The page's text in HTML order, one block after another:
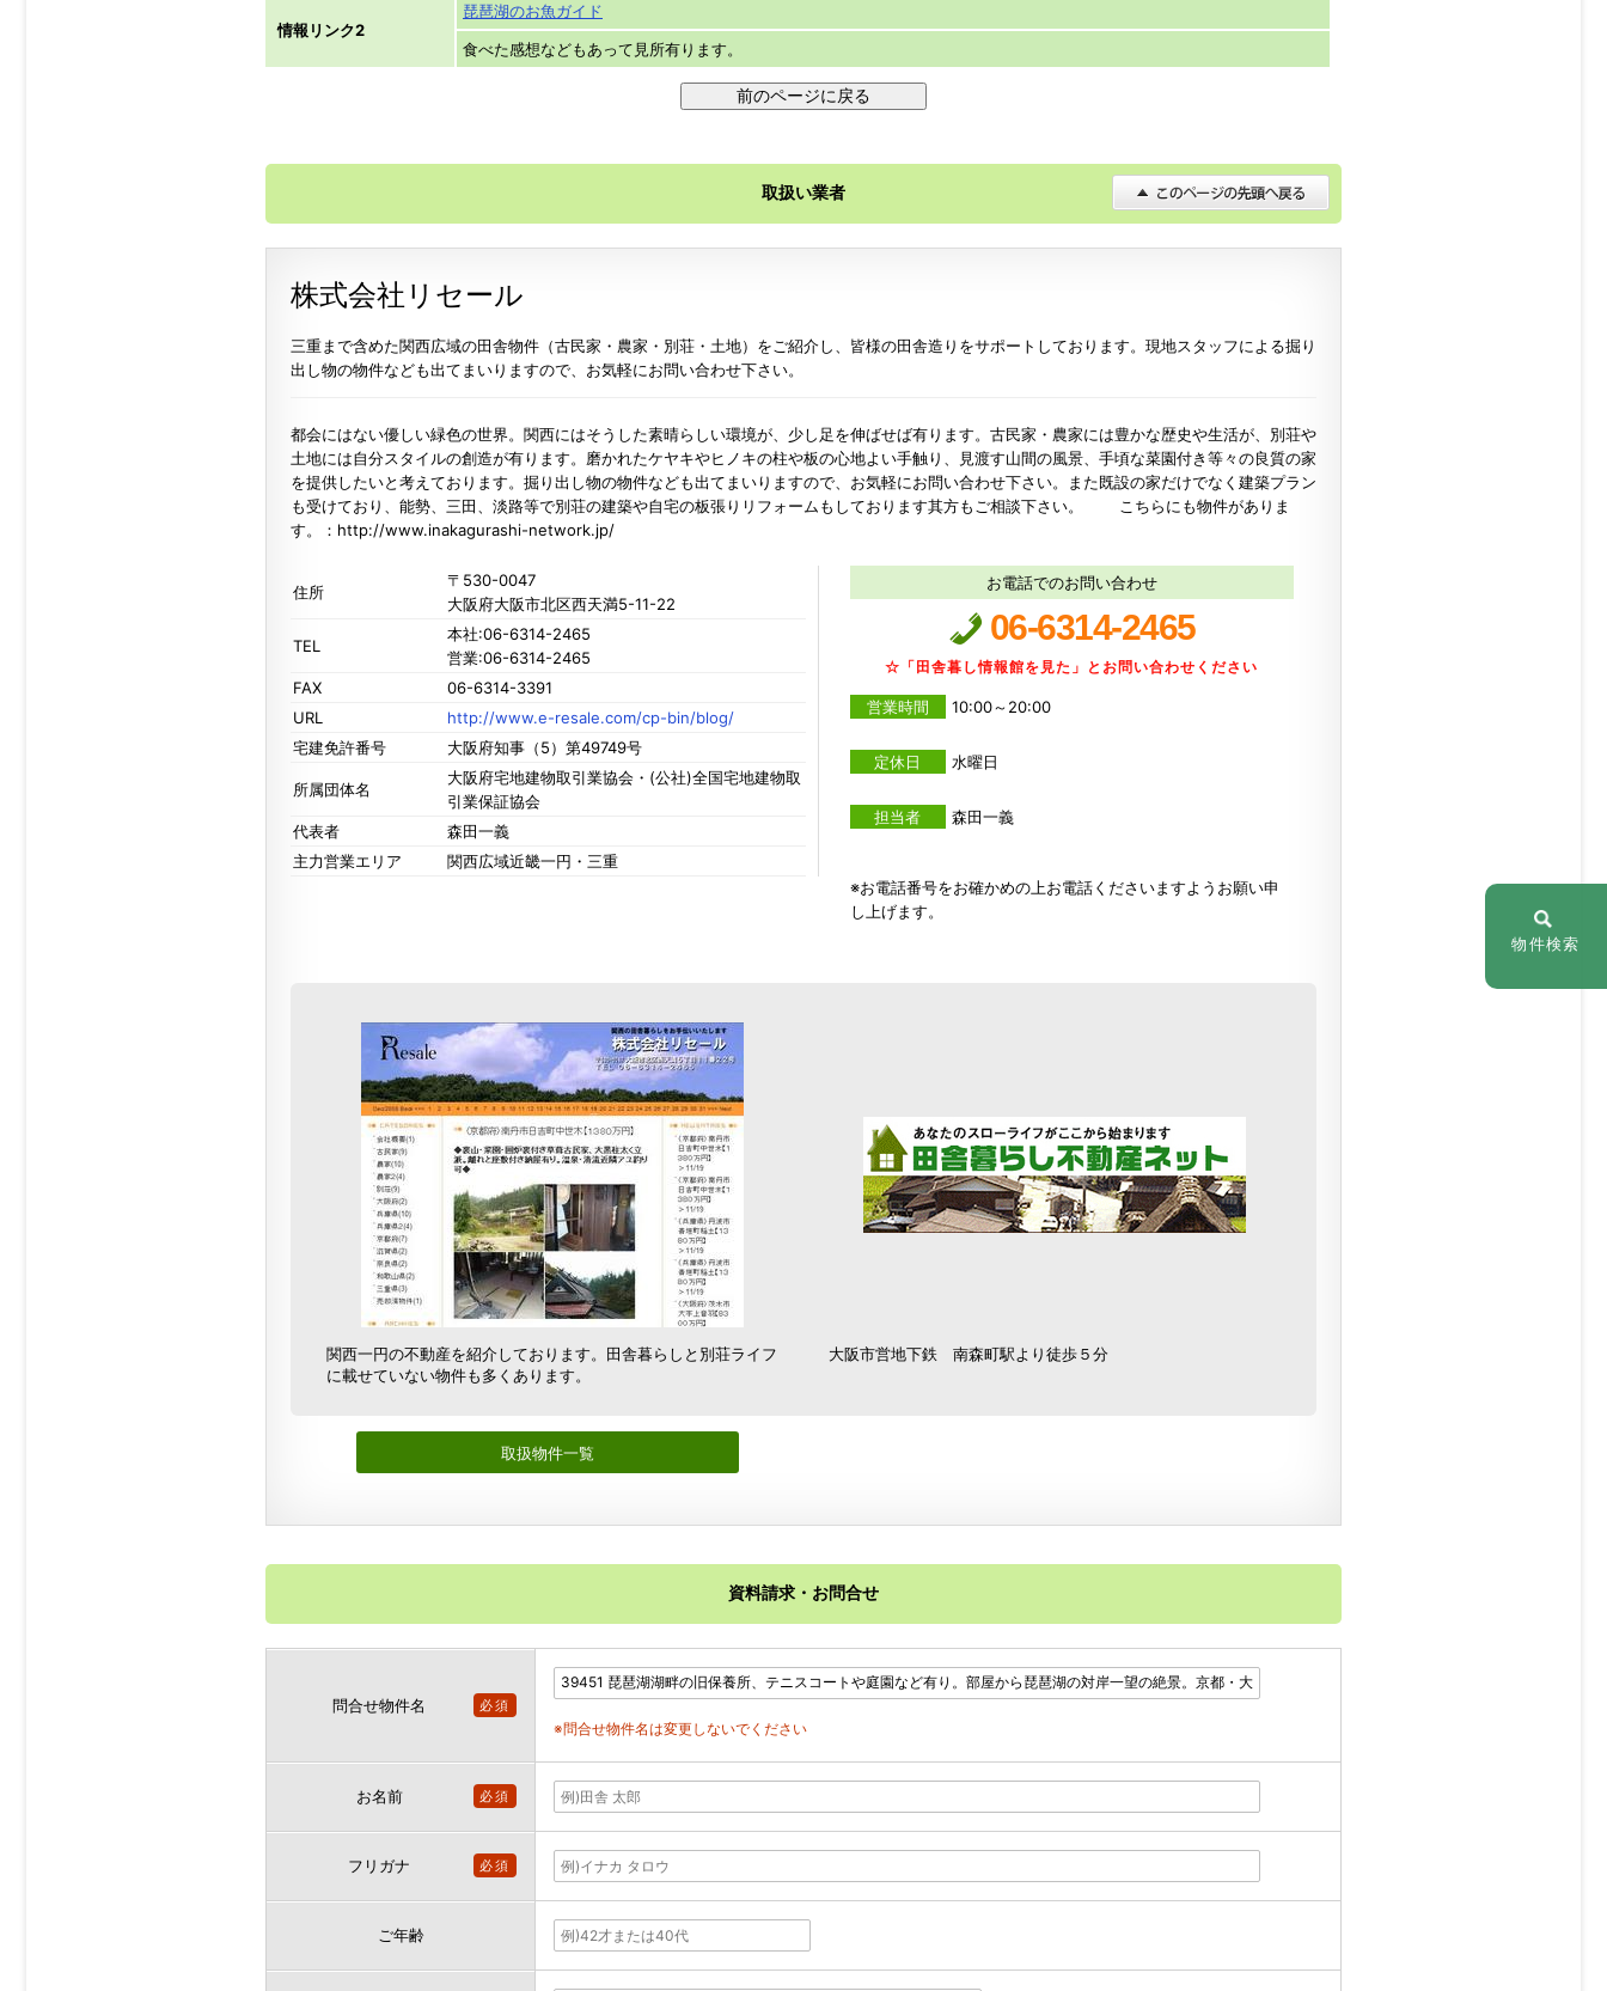
情報リンク2
琵琶湖のお魚ガイド
食べた感想などもあって見所有ります。
取扱い業者
株式会社リセール
三重まで含めた関西広域の田舎物件（古民家・農家・別荘・土地）をご紹介し、皆様の田舎造りをサポートしております。現地スタッフによる掘り
出し物の物件なども出てまいりますので、お気軽にお問い合わせ下さい。
都会にはない優しい緑色の世界。関西にはそうした素晴らしい環境が、少し足を伸ばせば有ります。古民家・農家には豊かな歴史や生活が、別荘や
土地には自分スタイルの創造が有ります。磨かれたケヤキやヒノキの柱や板の心地よい手触り、見渡す山間の風景、手頃な菜園付き等々の良質の家
を提供したいと考えております。掘り出し物の物件なども出てまいりますので、お気軽にお問い合わせ下さい。また既設の家だけでなく建築プラン
も受けており、能勢、三田、淡路等で別荘の建築や自宅の板張りリフォームもしております其方もご相談下さい。 こちらにも物件がありま
す。：http://www.inakagurashi-network.jp/
住所
〒530-0047
大阪府大阪市北区西天満5-11-22
TEL
本社:06-6314-2465
営業:06-6314-2465
FAX
06-6314-3391
URL
http://www.e-resale.com/cp-bin/blog/
宅建免許番号
大阪府知事（5）第49749号
所属団体名
大阪府宅地建物取引業協会・(公社)全国宅地建物取
引業保証協会
代表者
森田一義
主力営業エリア
関西広域近畿一円・三重
お電話でのお問い合わせ
06-6314-2465
☆「田舎暮し情報館を見た」とお問い合わせください
営業時間 10:00～20:00
定休日 水曜日
担当者 森田一義
※お電話番号をお確かめの上お電話くださいますようお願い申
し上げます。
関西一円の不動産を紹介しております。田舎暮らしと別荘ライフ
に載せていない物件も多くあります。
大阪市営地下鉄 南森町駅より徒歩５分
取扱物件一覧
資料請求・お問合せ
問合せ物件名 必須
※問合せ物件名は変更しないでください
お名前 必須
フリガナ 必須
ご年齢
物件検索